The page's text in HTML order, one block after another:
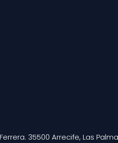
35500 Arrecife, Las